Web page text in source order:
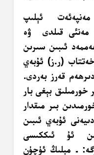
ئېلىپ
مەنئى قىلدى ۋە
ئىبىن سىرىن
(ر.ز) ئۇبەي
(ر.ز)كە 10 مىڭ دىرھەم قەرز بەردى.
خورمىلىق بېغى بار
بىر مىقدار
ئۇبەي ئىبىن
ئۇ ئىككىسى
ـ مېلىڭ ئۈچۈن